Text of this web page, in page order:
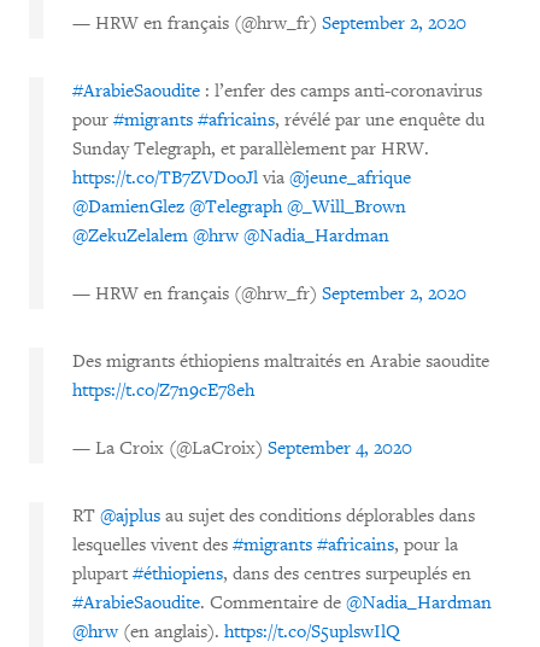
— HRW en français (@hrw_fr) September 2, 2020
#ArabieSaoudite : l’enfer des camps anti-coronavirus
pour #migrants #africains, révélé par une enquête du
Sunday Telegraph, et parallèlement par HRW.
https://t.co/TB7ZVDooJl via @jeune_afrique
@DamienGlez @Telegraph @_Will_Brown
@ZekuZelalem @hrw @Nadia_Hardman
— HRW en français (@hrw_fr) September 2, 2020
Des migrants éthiopiens maltraités en Arabie saoudite
https://t.co/Z7n9cE78eh
— La Croix (@LaCroix) September 4, 2020
RT @ajplus au sujet des conditions déplorables dans
lesquelles vivent des #migrants #africains, pour la
plupart #éthiopiens, dans des centres surpeuplés en
#ArabieSaoudite. Commentaire de @Nadia_Hardman
@hrw(en anglais). https://t.co/S5uplswIlQ